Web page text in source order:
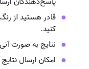
قادر هستید از
کنید.
نتایج به صورت
امکان ارسال نتایج